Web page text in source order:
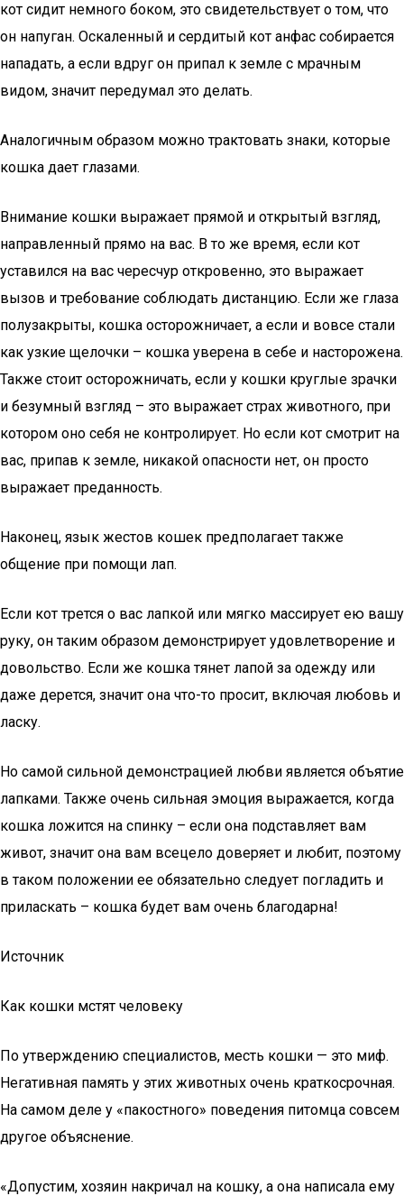
кот сидит немного боком, это свидетельствует о том, что
он напуган. Оскаленный и сердитый кот анфас собирается
нападать, а если вдруг он припал к земле с мрачным
видом, значит передумал это делать.
Аналогичным образом можно трактовать знаки, которые
кошка дает глазами.
Внимание кошки выражает прямой и открытый взгляд,
направленный прямо на вас. В то же время, если кот
уставился на вас чересчур откровенно, это выражает
вызов и требование соблюдать дистанцию. Если же глаза
полузакрыты, кошка осторожничает, а если и вовсе стали
как узкие щелочки – кошка уверена в себе и насторожена.
Также стоит осторожничать, если у кошки круглые зрачки
и безумный взгляд – это выражает страх животного, при
котором оно себя не контролирует. Но если кот смотрит на
вас, припав к земле, никакой опасности нет, он просто
выражает преданность.
Наконец, язык жестов кошек предполагает также
общение при помощи лап.
Если кот трется о вас лапкой или мягко массирует ею вашу
руку, он таким образом демонстрирует удовлетворение и
довольство. Если же кошка тянет лапой за одежду или
даже дерется, значит она что-то просит, включая любовь и
ласку.
Но самой сильной демонстрацией любви является объятие
лапками. Также очень сильная эмоция выражается, когда
кошка ложится на спинку – если она подставляет вам
живот, значит она вам всецело доверяет и любит, поэтому
в таком положении ее обязательно следует погладить и
приласкать – кошка будет вам очень благодарна!
Источник
Как кошки мстят человеку
По утверждению специалистов, месть кошки — это миф.
Негативная память у этих животных очень краткосрочная.
На самом деле у «пакостного» поведения питомца совсем
другое объяснение.
«Допустим, хозяин накричал на кошку, а она написала ему